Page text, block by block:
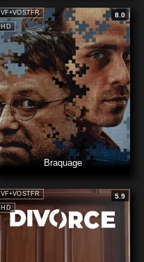
HD
VF+VOSTFR 8.0
Braquage
HD
VF+VOSTFR 5.9